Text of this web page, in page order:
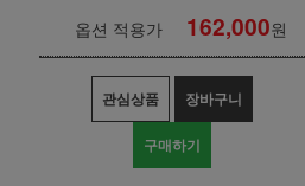
옵션 적용가 162,000원
관심상품 장바구니
구매하기